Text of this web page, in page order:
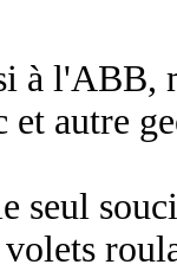
à
et autre
seul